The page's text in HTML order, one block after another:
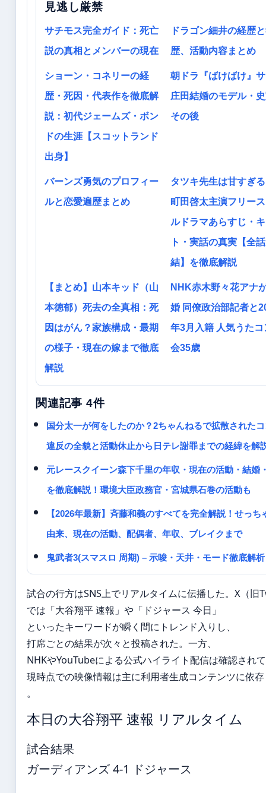
見逃し厳禁
サチモス完全ガイド：死亡
説の真相とメンバーの現在
ドラゴン細井の経歴
歴、活動内容まとめ
ショーン・コネリーの経
歴・死因・代表作を徹底解
説：初代ジェームズ・ボン
ドの生涯【スコットランド
出身】
朝ドラ『ばけばけ』
庄田結婚のモデル・
その後
バーンズ勇気のプロフィー
ルと恋愛遍歴まとめ
タツキ先生は甘すぎ
町田啓太主演フリー
ルドラマあらすじ・
ト・実話の真実【全
結】を徹底解説
【まとめ】山本キッド（山
本徳郁）死去の全真相：死
因はがん？家族構成・最期
の様子・現在の嫁まで徹底
解説
NHK赤木野々花アナ
婚 同僚政治部記者と
年3月入籍 人気うたコ
会35歳
関連記事 4件
国分太一が何をしたのか？2ちゃんねるで拡散された
違反の全貌と活動休止から日テレ謝罪までの経緯を解
元レースクイーン森下千里の年収・現在の活動・結婚
を徹底解説！環境大臣政務官・宮城県石巻の活動も
【2026年最新】斉藤和義のすべてを完全解説！せっち
由来、現在の活動、配偶者、年収、ブレイクまで
鬼武者3(スマスロ 周期) – 示唆・天井・モード徹底解析
試合の行方はSNS上でリアルタイムに伝播した。X（旧
では「大谷翔平 速報」や「ドジャース 今日」
といったキーワードが瞬く間にトレンド入りし、
打席ごとの結果が次々と投稿された。一方、
NHKやYouTubeによる公式ハイライト配信は確認され
現時点での映像情報は主に利用者生成コンテンツに依
。
本日の大谷翔平 速報 リアルタイム
試合結果
ガーディアンズ 4-1 ドジャース